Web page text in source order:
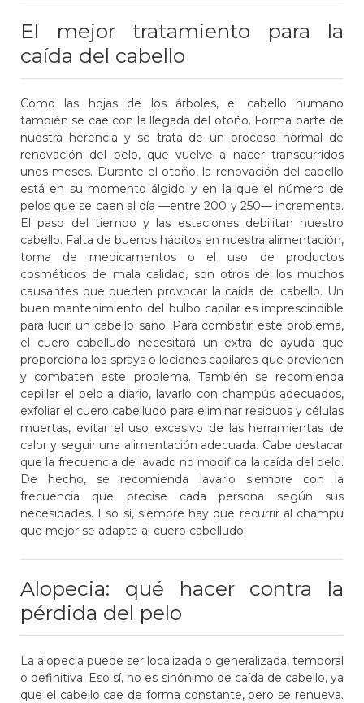
El mejor tratamiento para la
caída del cabello
Como las hojas de los árboles, el cabello humano
también se cae con la llegada del otoño. Forma parte de
nuestra herencia y se trata de un proceso normal de
renovación del pelo, que vuelve a nacer transcurridos
unos meses. Durante el otoño, la renovación del cabello
está en su momento álgido y en la que el número de
pelos que se caen al día —entre 200 y 250— incrementa.
El paso del tiempo y las estaciones debilitan nuestro
cabello. Falta de buenos hábitos en nuestra alimentación,
toma de medicamentos o el uso de productos
cosméticos de mala calidad, son otros de los muchos
causantes que pueden provocar la caída del cabello. Un
buen mantenimiento del bulbo capilar es imprescindible
para lucir un cabello sano. Para combatir este problema,
el cuero cabelludo necesitará un extra de ayuda que
proporciona los sprays o lociones capilares que previenen
y combaten este problema. También se recomienda
cepillar el pelo a diario, lavarlo con champús adecuados,
exfoliar el cuero cabelludo para eliminar residuos y células
muertas, evitar el uso excesivo de las herramientas de
calor y seguir una alimentación adecuada. Cabe destacar
que la frecuencia de lavado no modifica la caída del pelo.
De hecho, se recomienda lavarlo siempre con la
frecuencia que precise cada persona según sus
necesidades. Eso sí, siempre hay que recurrir al champú
que mejor se adapte al cuero cabelludo.
Alopecia: qué hacer contra la
pérdida del pelo
La alopecia puede ser localizada o generalizada, temporal
o definitiva. Eso sí, no es sinónimo de caída de cabello, ya
que el cabello cae de forma constante, pero se renueva.